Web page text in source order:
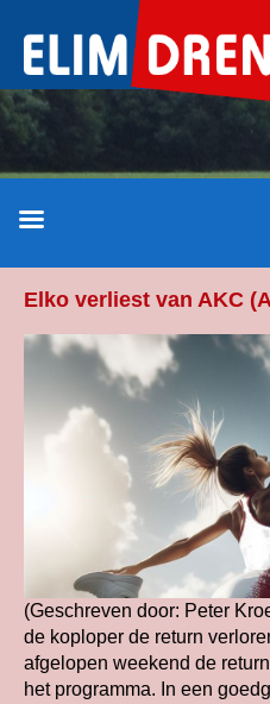
naar
inhoud
Elko verliest van AKC
(Geschreven door: Peter
de koploper de return
afgelopen weekend de
het programma. In een